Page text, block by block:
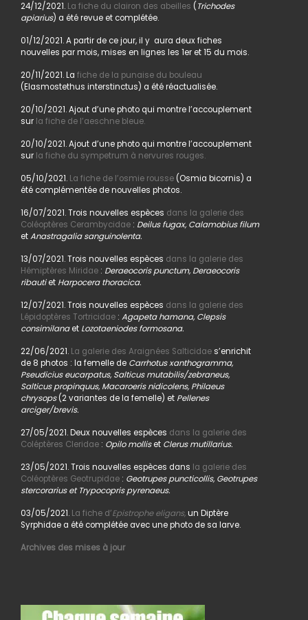
24/12/2021. La fiche du clairon des abeilles ( Trichodes
apiarius) a été revue et complétée.
01/12/2021. A partir de ce jour, il y aura deux fiches
nouvelles par mois, mises en lignes les 1er et 15 du mois.
20/11/2021. La fiche de la punaise du bouleau
(Elasmostethus interstinctus) a été réactualisée.
20/10/2021. Ajout d’une photo qui montre l’accouplement
sur la fiche de l’aeschne bleue.
20/10/2021. Ajout d’une photo qui montre l’accouplement
sur la fiche du sympetrum à nervures rouges.
05/10/2021. La fiche de l’osmie rousse(Osmia bicornis) a
été complémentée de nouvelles photos.
16/07/2021. Trois nouvelles espèces dans la galerie des
Coléoptères Cerambycidae: Deilus fugax, Calamobius filum
etAnastragalia sanguinolenta.
13/07/2021. Trois nouvelles espèces dans la galerie des
Hémiptères Miridae: Deraeocoris punctum, Deraeocoris
ribautiet Harpocera thoracica.
12/07/2021. Trois nouvelles espèces dans la galerie des
Lépidoptères Tortricidae: Agapeta hamana, Clepsis
consimilanaet Lozotaeniodes formosana.
22/06/2021. La galerie des Araignées Salticidaes’enrichit
de 8 photos : la femelle de Carrhotus xanthogramma,
Pseudicius eucarpatus, Salticus mutabilis/zebraneus,
Salticus propinquus, Macaroeris nidicolens, Philaeus
chrysops(2 variantes de la femelle) et Pellenes
arciger/brevis.
27/05/2021. Deux nouvelles espèces dans la galerie des
Coléptères Cleridae: Opilo molliset Clerus mutillarius.
23/05/2021. Trois nouvelles espèces dans la galerie des
Coléoptères Geotrupidae: Geotrupes puncticollis, Geotrupes
stercorarius et Trypocopris pyrenaeus.
03/05/2021. La fiche d’Epistrophe eligans,un Diptère
Syrphidae a été complétée avec une photo de sa larve.
Archives des mises à jour